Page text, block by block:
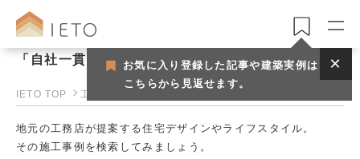
お気に入り登録した記事や建築実例は
こちらから見返せます。
「自社一貫」で見つける工務店一覧
IETO TOP 工務店一覧
地元の工務店が提案する住宅デザインやライフスタイル。
その施工事例を検索してみましょう。